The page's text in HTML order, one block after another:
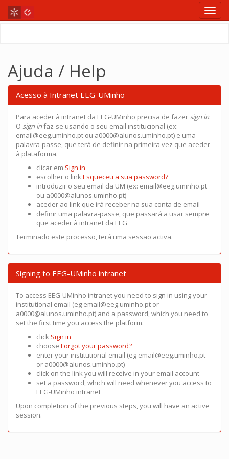
Ajuda / Help
Acesso à Intranet EEG-UMinho
Para aceder à intranet da EEG-UMinho precisa de fazer sign in.
O sign infaz-se usando o seu email institucional (ex:
email@eeg.uminho.pt ou a0000@alunos.uminho.pt) e uma
palavra-passe, que terá de definir na primeira vez que aceder
à plataforma.
clicar em Sign in
escolher o linkEsqueceu a sua password?
introduzir o seu email da UM (ex: email@eeg.uminho.pt
ou a0000@alunos.uminho.pt)
aceder ao link que irá receber na sua conta de email
definir uma palavra-passe, que passará a usar sempre
que aceder à intranet da EEG
Terminado este processo, terá uma sessão activa.
Signing to EEG-UMinho intranet
To access EEG-UMinho intranet you need to sign in using your
institutional email (eg email@eeg.uminho.pt or
a0000@alunos.uminho.pt) and a password, which you need to
set the first time you access the platform.
click Sign in
choose Forgot your password?
enter your institutional email (eg email@eeg.uminho.pt
or a0000@alunos.uminho.pt)
click on the link you will receive in your email account
set a password, which will need whenever you access to
EEG-UMinho intranet
Upon completion of the previous steps, you will have an active
session.